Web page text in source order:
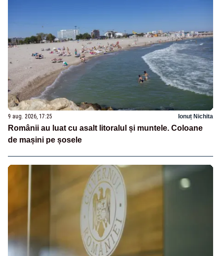
9 aug. 2026, 17:25 Ionuț Nichita
Românii au luat cu asalt litoralul și muntele. Coloane
de mașini pe șosele